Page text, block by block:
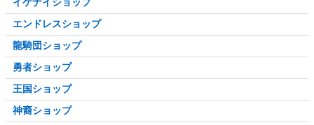
エンドレスショップ
龍騎団ショップ
勇者ショップ
王国ショップ
神裔ショップ